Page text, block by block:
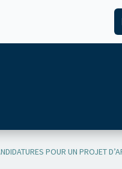
POUR UN PROJET